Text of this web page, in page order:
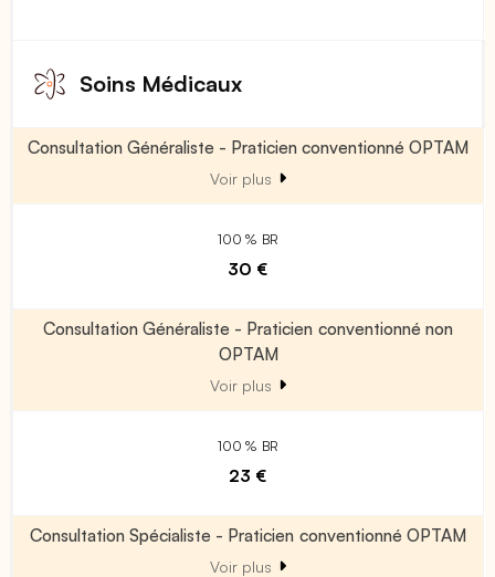
Soins Médicaux
Consultation Généraliste - Praticien conventionné OPTAM
Voir plus
100 % BR
30 €
Consultation Généraliste - Praticien conventionné non
OPTAM
Voir plus
100 % BR
23 €
Consultation Spécialiste - Praticien conventionné OPTAM
Voir plus